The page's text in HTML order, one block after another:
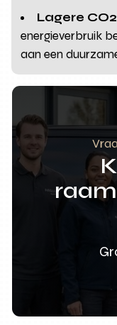
Lagere
energieverbruik
aan een